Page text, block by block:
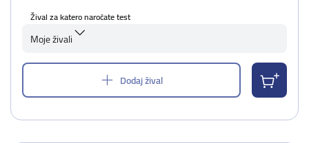
Žival za katero naročate test
Moje živali
Dodaj žival